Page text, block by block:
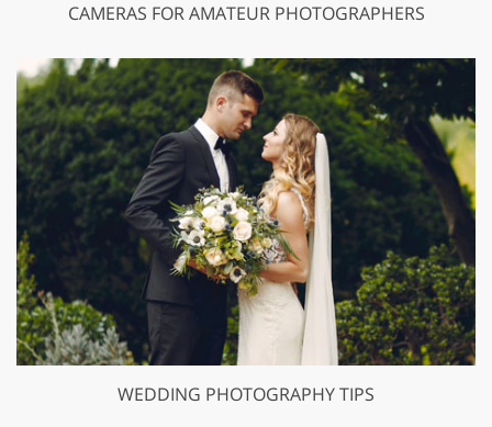
CAMERAS FOR AMATEUR PHOTOGRAPHERS
WEDDING PHOTOGRAPHY TIPS